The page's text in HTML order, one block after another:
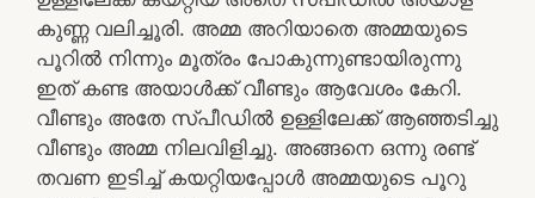
കുണ്ണ വലിച്ചൂരി. അമ്മ അറിയാതെ അമ്മയുടെ
പൂറിൽ നിന്നും മൂത്രം പോകുന്നുണ്ടായിരുന്നു
ഇത് കണ്ട അയാൾക്ക് വീണ്ടും ആവേശം കേറി.
വീണ്ടും അതേ സ്പീഡിൽ ഉള്ളിലേക്ക് ആഞ്ഞടിച്ചു
വീണ്ടും അമ്മ നിലവിളിച്ചു. അങ്ങനെ ഒന്നു രണ്ട്
തവണ ഇടിച്ച് കയറ്റിയപ്പോൾ അമ്മയുടെ പൂറു